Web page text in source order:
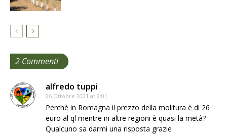
2 Commenti
alfredo tuppi
26 Ottobre 2021 at 9:01
Perché in Romagna il prezzo della molitura è di 26
euro al ql mentre in altre regioni è quasi la metà?
Qualcuno sa darmi una risposta grazie